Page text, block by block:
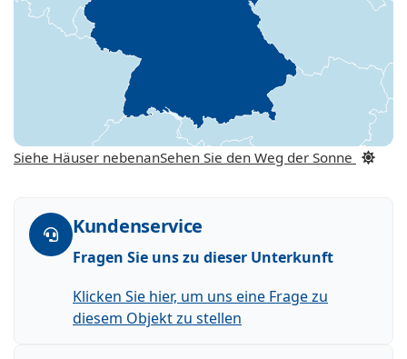
Siehe Häuser nebenanSehen Sie den Weg der Sonne
Kundenservice
Fragen Sie uns zu dieser Unterkunft
Klicken Sie hier, um uns eine Frage zu
diesem Objekt zu stellen